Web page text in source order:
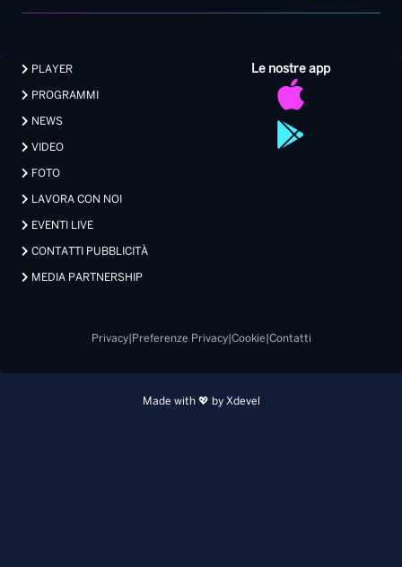
Le nostre app
PLAYER
PROGRAMMI
NEWS
VIDEO
FOTO
LAVORA CON NOI
EVENTI LIVE
CONTATTI PUBBLICITÀ
MEDIA PARTNERSHIP
Privacy| Preferenze Privacy| Cookie Contatti
Made with 💖 by Xdevel